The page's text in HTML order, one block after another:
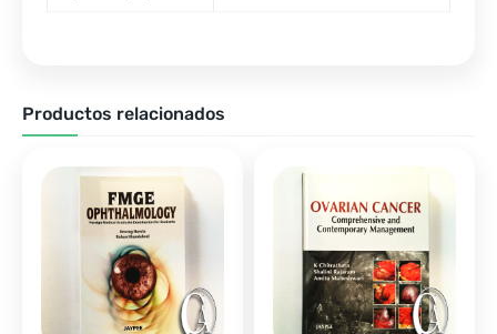
Productos relacionados